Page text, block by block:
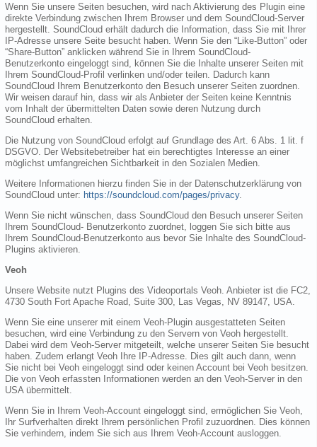
Wenn Sie unsere Seiten besuchen, wird nach Aktivierung des Plugin eine
direkte Verbindung zwischen Ihrem Browser und dem SoundCloud-Server
hergestellt. SoundCloud erhält dadurch die Information, dass Sie mit Ihrer
IP-Adresse unsere Seite besucht haben. Wenn Sie den “Like-Button” oder
“Share-Button” anklicken während Sie in Ihrem SoundCloud-
Benutzerkonto eingeloggt sind, können Sie die Inhalte unserer Seiten mit
Ihrem SoundCloud-Profil verlinken und/oder teilen. Dadurch kann
SoundCloud Ihrem Benutzerkonto den Besuch unserer Seiten zuordnen.
Wir weisen darauf hin, dass wir als Anbieter der Seiten keine Kenntnis
vom Inhalt der übermittelten Daten sowie deren Nutzung durch
SoundCloud erhalten.
Die Nutzung von SoundCloud erfolgt auf Grundlage des Art. 6 Abs. 1 lit. f
DSGVO. Der Websitebetreiber hat ein berechtigtes Interesse an einer
möglichst umfangreichen Sichtbarkeit in den Sozialen Medien.
Weitere Informationen hierzu finden Sie in der Datenschutzerklärung von
SoundCloud unter: https://soundcloud.com/pages/privacy.
Wenn Sie nicht wünschen, dass SoundCloud den Besuch unserer Seiten
Ihrem SoundCloud- Benutzerkonto zuordnet, loggen Sie sich bitte aus
Ihrem SoundCloud-Benutzerkonto aus bevor Sie Inhalte des SoundCloud-
Plugins aktivieren.
Veoh
Unsere Website nutzt Plugins des Videoportals Veoh. Anbieter ist die FC2,
4730 South Fort Apache Road, Suite 300, Las Vegas, NV 89147, USA.
Wenn Sie eine unserer mit einem Veoh-Plugin ausgestatteten Seiten
besuchen, wird eine Verbindung zu den Servern von Veoh hergestellt.
Dabei wird dem Veoh-Server mitgeteilt, welche unserer Seiten Sie besucht
haben. Zudem erlangt Veoh Ihre IP-Adresse. Dies gilt auch dann, wenn
Sie nicht bei Veoh eingeloggt sind oder keinen Account bei Veoh besitzen.
Die von Veoh erfassten Informationen werden an den Veoh-Server in den
USA übermittelt.
Wenn Sie in Ihrem Veoh-Account eingeloggt sind, ermöglichen Sie Veoh,
Ihr Surfverhalten direkt Ihrem persönlichen Profil zuzuordnen. Dies können
Sie verhindern, indem Sie sich aus Ihrem Veoh-Account ausloggen.